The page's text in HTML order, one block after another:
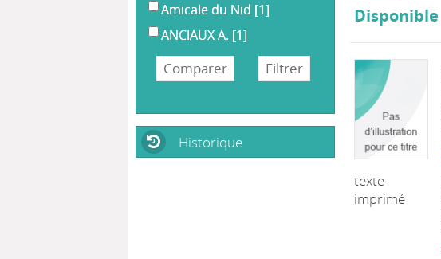
Disponible
texte
imprimé
Amicale du Nid [1]
ANCIAUX A. [1]
Historique